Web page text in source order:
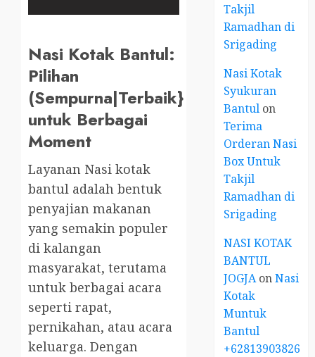
Nasi Kotak Bantul:
Pilihan
(Sempurna|Terbaik}
untuk Berbagai
Moment
Layanan Nasi kotak
bantul adalah bentuk
penyajian makanan
yang semakin populer
di kalangan
masyarakat, terutama
untuk berbagai acara
seperti rapat,
pernikahan, atau acara
keluarga. Dengan
Takjil
Ramadhan di
Srigading
Nasi Kotak
Syukuran
Bantul on
Terima
Orderan Nasi
Box Untuk
Takjil
Ramadhan di
Srigading
NASI KOTAK
BANTUL
JOGJAonNasi
Kotak
Muntuk
Bantul
+6281390382667